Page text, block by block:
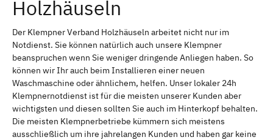
Holzhäuseln
Der Klempner Verband Holzhäuseln arbeitet nicht nur im
Notdienst. Sie können natürlich auch unsere Klempner
beanspruchen wenn Sie weniger dringende Anliegen haben. So
können wir Ihr auch beim Installieren einer neuen
Waschmaschine oder ähnlichem, helfen. Unser lokaler 24h
Klempnernotdienst ist für die meisten unserer Kunden aber
wichtigsten und diesen sollten Sie auch im Hinterkopf behalten.
Die meisten Klempnerbetriebe kümmern sich meistens
ausschließlich um ihre jahrelangen Kunden und haben gar keine